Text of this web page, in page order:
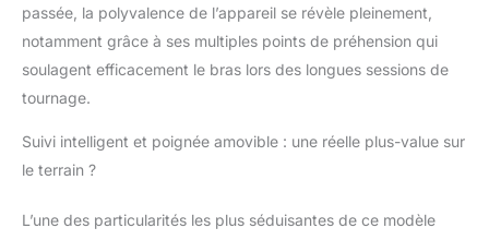
portrait/paysage
seulement 10
secondes, idéal pour
un contenu vertical
multifonction
passée, la polyvalence de l’appareil se révèle pleinement,
notamment grâce à ses multiples points de préhension qui
soulagent efficacement le bras lors des longues sessions de
tournage.
Suivi intelligent et poignée amovible : une réelle plus-value sur
le terrain ?
L’une des particularités les plus séduisantes de ce modèle